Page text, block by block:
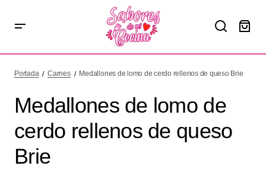
Portada Carnes Medallones de lomo de cerdo rellenos de queso Brie
Medallones de lomo de
cerdo rellenos de queso
Brie